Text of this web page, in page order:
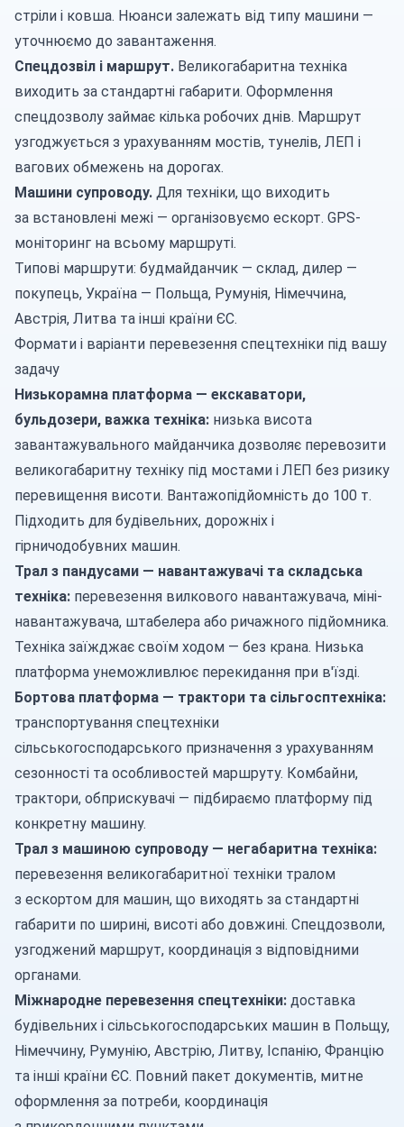
стріли і ковша. Нюанси залежать від типу машини —
уточнюємо до завантаження.
Спецдозвіл і маршрут. Великогабаритна техніка
виходить за стандартні габарити. Оформлення
спецдозволу займає кілька робочих днів. Маршрут
узгоджується з урахуванням мостів, тунелів, ЛЕП і
вагових обмежень на дорогах.
Машини супроводу. Для техніки, що виходить
за встановлені межі — організовуємо ескорт. GPS-
моніторинг на всьому маршруті.
Типові маршрути: будмайданчик — склад, дилер —
покупець, Україна — Польща, Румунія, Німеччина,
Австрія, Литва та інші країни ЄС.
Формати і варіанти перевезення спецтехніки під вашу
задачу
Низькорамна платформа — екскаватори,
бульдозери, важка техніка: низька висота
завантажувального майданчика дозволяє перевозити
великогабаритну техніку під мостами і ЛЕП без ризику
перевищення висоти. Вантажопідйомність до 100 т.
Підходить для будівельних, дорожніх і
гірничодобувних машин.
Трал з пандусами — навантажувачі та складська
техніка: перевезення вилкового навантажувача, міні-
навантажувача, штабелера або ричажного підйомника.
Техніка заїжджає своїм ходом — без крана. Низька
платформа унеможливлює перекидання при в'їзді.
Бортова платформа — трактори та сільгосптехніка:
транспортування спецтехніки
сільськогосподарського призначення з урахуванням
сезонності та особливостей маршруту. Комбайни,
трактори, обприскувачі — підбираємо платформу під
конкретну машину.
Трал з машиною супроводу — негабаритна техніка:
перевезення великогабаритної техніки тралом
з ескортом для машин, що виходять за стандартні
габарити по ширині, висоті або довжині. Спецдозволи,
узгоджений маршрут, координація з відповідними
органами.
Міжнародне перевезення спецтехніки: доставка
будівельних і сільськогосподарських машин в Польщу,
Німеччину, Румунію, Австрію, Литву, Іспанію, Францію
та інші країни ЄС. Повний пакет документів, митне
оформлення за потреби, координація